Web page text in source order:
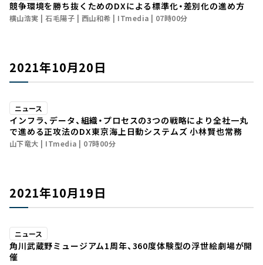
競争環境を勝ち抜くためのDXによる標準化・差別化の進め方
横山浩実 石毛陽子 西山和希 ITmedia 07時00分
2021年10月20日
ニュース
インフラ、データ、組織・プロセスの3つの戦略により全社一丸
で進める正攻法のDX――東京海上日動システムズ 小林賢也常務
山下竜大 ITmedia 07時00分
2021年10月19日
ニュース
角川武蔵野ミュージアム1周年、360度体験型の浮世絵劇場が開
催